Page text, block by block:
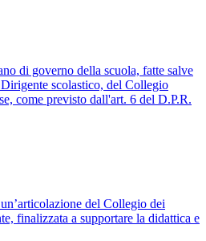
di governo della scuola, fatte salve
scolastico, del Collegio
come previsto dall'art. 6 del D.P.R.
del Collegio dei
finalizzata a supportare la didattica e